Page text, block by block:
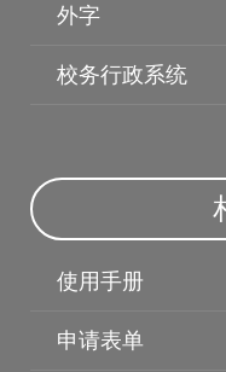
外字
校务行政系统
使用手册
申请表单